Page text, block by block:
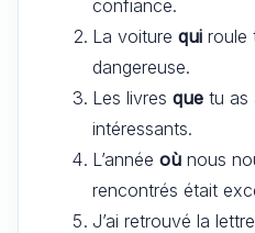
confiance.
La voiture qui roule
dangereuse.
Les livres que tu as
intéressants.
L’année où nous
rencontrés était
J’ai retrouvé la lettre